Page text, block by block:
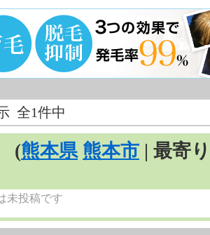
全1件中
(熊本県 熊本市 | 最寄
未投稿です